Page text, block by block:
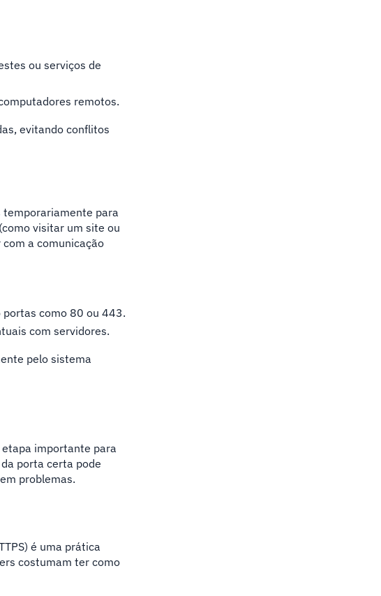
ou serviços de
remotos.
evitando conflitos
temporariamente para
visitar um site ou
a comunicação
portas como 80 ou 443.
com servidores.
pelo sistema
etapa importante para
porta certa pode
problemas.
é uma prática
costumam ter como